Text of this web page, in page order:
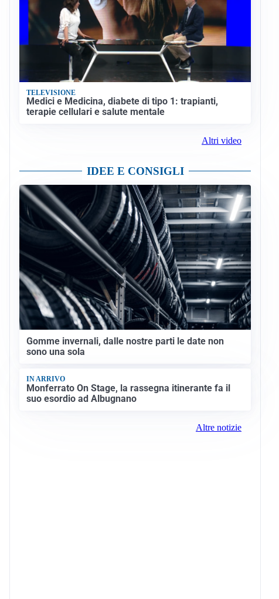
TELEVISIONE
Medici e Medicina, diabete di tipo 1: trapianti,
terapie cellulari e salute mentale
Altri video
IDEE E CONSIGLI
Gomme invernali, dalle nostre parti le date non
sono una sola
IN ARRIVO
Monferrato On Stage, la rassegna itinerante fa il
suo esordio ad Albugnano
Altre notizie